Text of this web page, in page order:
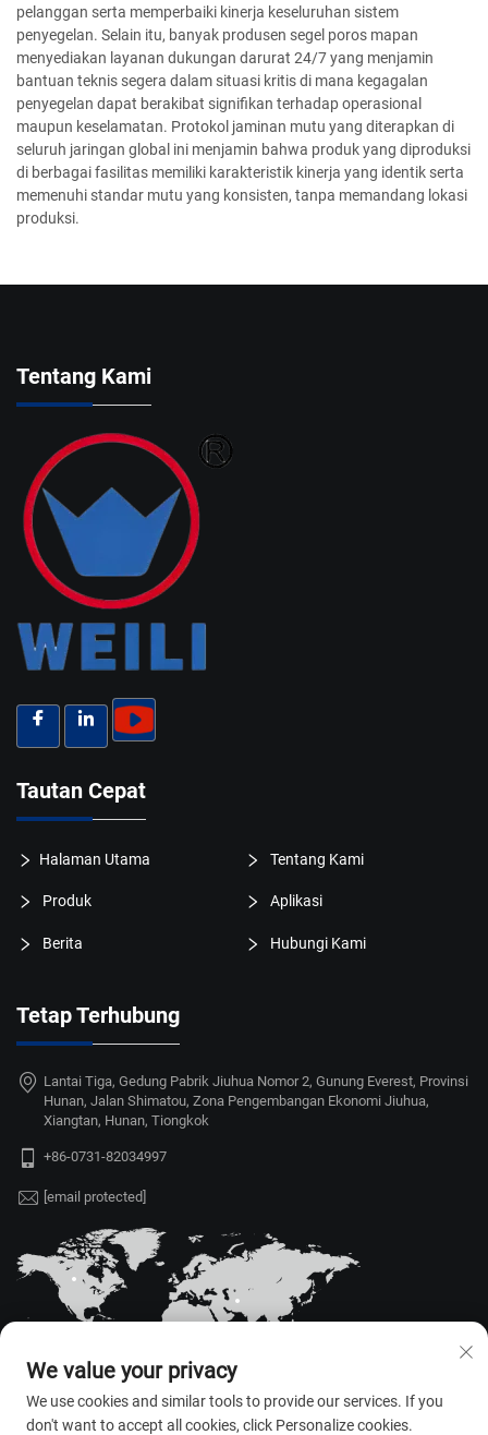
pelanggan serta memperbaiki kinerja keseluruhan sistem
penyegelan. Selain itu, banyak produsen segel poros mapan
menyediakan layanan dukungan darurat 24/7 yang menjamin
bantuan teknis segera dalam situasi kritis di mana kegagalan
penyegelan dapat berakibat signifikan terhadap operasional
maupun keselamatan. Protokol jaminan mutu yang diterapkan di
seluruh jaringan global ini menjamin bahwa produk yang diproduksi
di berbagai fasilitas memiliki karakteristik kinerja yang identik serta
memenuhi standar mutu yang konsisten, tanpa memandang lokasi
produksi.
Tentang Kami
Tautan Cepat
Halaman Utama Tentang Kami
Produk Aplikasi
Berita Hubungi Kami
Tetap Terhubung
Lantai Tiga, Gedung Pabrik Jiuhua Nomor 2, Gunung Everest, Provinsi
Hunan, Jalan Shimatou, Zona Pengembangan Ekonomi Jiuhua,
Xiangtan, Hunan, Tiongkok
+86-0731-82034997
[email protected]
We value your privacy
We use cookies and similar tools to provide our services. If you
don't want to accept all cookies, click Personalize cookies.